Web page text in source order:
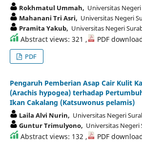
Rokhmatul Ummah, Universitas
Mahanani Tri Asri, Universitas Negeri
Pramita Yakub, Universitas Negeri
Abstract views: 321 , PDF
PDF
Pengaruh Pemberian Asap Cair Kulit
(Arachis hypogea) terhadap
Ikan Cakalang (Katsuwonus pelamis)
Laila Alvi Nurin, Universitas Negeri
Guntur Trimulyono, Universitas
Abstract views: 132 , PDF